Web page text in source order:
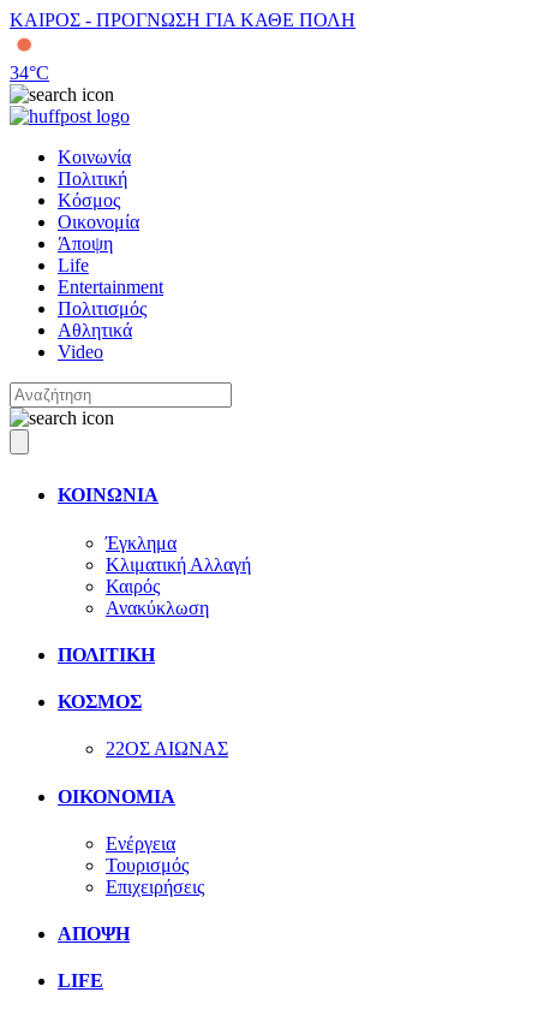
ΚΑΙΡΟΣ - ΠΡΟΓΝΩΣΗ ΓΙΑ ΚΑΘΕ ΠΟΛΗ
34°C
Κοινωνία
Πολιτική
Κόσμος
Οικονομία
Άποψη
Life
Entertainment
Πολιτισμός
Αθλητικά
Video
ΚΟΙΝΩΝΙΑ
Έγκλημα
Κλιματική Αλλαγή
Καιρός
Ανακύκλωση
ΠΟΛΙΤΙΚΗ
ΚΟΣΜΟΣ
22ΟΣ ΑΙΩΝΑΣ
ΟΙΚΟΝΟΜΙΑ
Ενέργεια
Τουρισμός
Επιχειρήσεις
ΑΠΟΨΗ
LIFE